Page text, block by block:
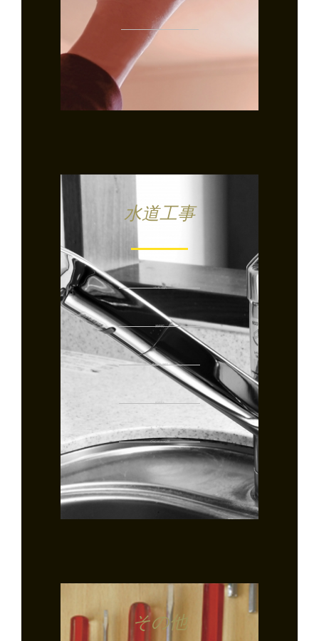
水道工事
パッキン交換
漏水対応
配管詰まり解消
配管洗浄
ウォシュレット設置
その他